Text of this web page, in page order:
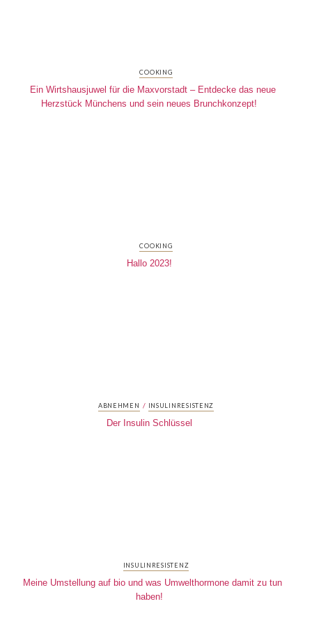
COOKING
Ein Wirtshausjuwel für die Maxvorstadt – Entdecke das neue
Herzstück Münchens und sein neues Brunchkonzept!
COOKING
Hallo 2023!
ABNEHMEN / INSULINRESISTENZ
Der Insulin Schlüssel
INSULINRESISTENZ
Meine Umstellung auf bio und was Umwelthormone damit zu tun
haben!